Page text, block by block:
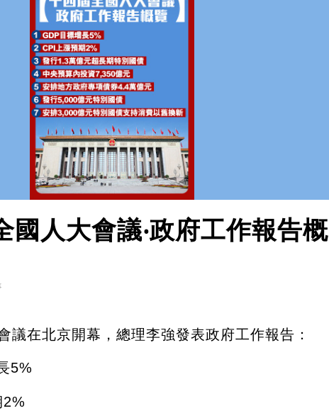
國人大會議‧政府工作報告概
議在北京開幕，總理李強發表政府工作報告：
5%